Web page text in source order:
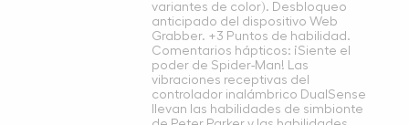
variantes de color). Desbloqueo
anticipado del dispositivo Web
Grabber. +3 Puntos de habilidad.
Comentarios hápticos: ¡Siente el
poder de Spider-Man! Las
vibraciones receptivas del
controlador inalámbrico DualSense
llevan las habilidades de simbionte